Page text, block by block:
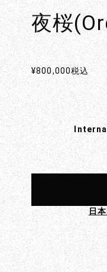
夜桜
¥800,000税込
日